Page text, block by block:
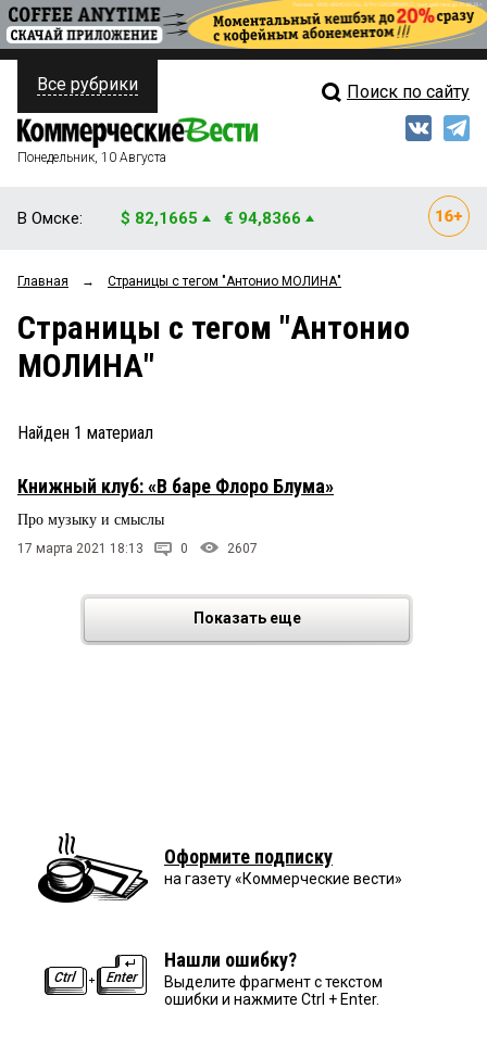
ПОЛИТИКА
ФИНАНСЫ
ОБЩЕСТВО
ЗАКОН
ПРОИСШЕСТВИЯ
СТИЛЬ ЖИЗНИ
Свежий выпуск
Мнения
Рейтинги
Все рубрики Поиск по сайту
Понедельник, 10 Августа
В Омске: $ 82,1665 € 94,8366
Главная → Страницы c тегом "Антонио МОЛИНА"
Страницы c тегом "Антонио
МОЛИНА"
Найден 1 материал
Книжный клуб: «В баре Флоро Блума»
Про музыку и смыслы
17 марта 2021 18:13 0 2607
Показать еще
Оформите подписку
на газету «Коммерческие вести»
Нашли ошибку?
Выделите фрагмент с текстом
ошибки и нажмите Ctrl + Enter.